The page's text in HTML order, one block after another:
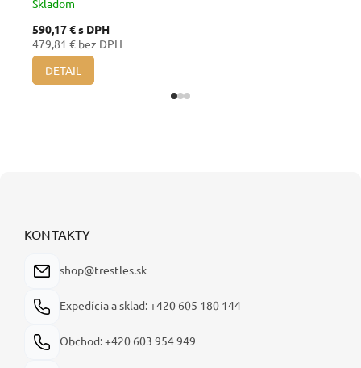
Skladom
590,17 €s DPH
479,81 € bez DPH
DETAIL
KONTAKTY
shop@trestles.sk
Expedícia a sklad: +420 605 180 144
Obchod: +420 603 954 949